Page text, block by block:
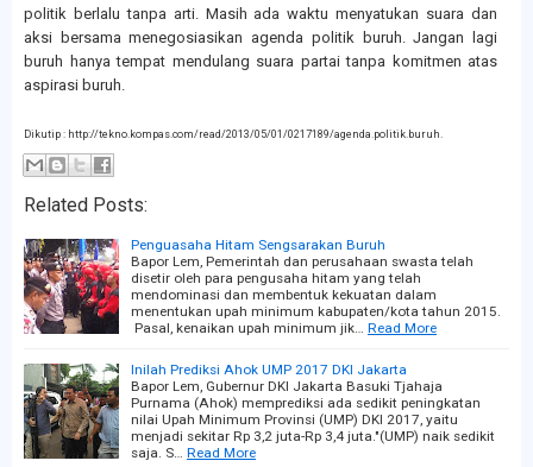
politik berlalu tanpa arti. Masih ada waktu menyatukan suara dan
aksi bersama menegosiasikan agenda politik buruh. Jangan lagi
buruh hanya tempat mendulang suara partai tanpa komitmen atas
aspirasi buruh.
Dikutip : http://tekno.kompas.com/read/2013/05/01/0217189/agenda.politik.buruh.
Related Posts:
Penguasaha Hitam Sengsarakan Buruh
Bapor Lem, Pemerintah dan perusahaan swasta telah
disetir oleh para pengusaha hitam yang telah
mendominasi dan membentuk kekuatan dalam
menentukan upah minimum kabupaten/kota tahun 2015.
Pasal, kenaikan upah minimum jik… Read More
Inilah Prediksi Ahok UMP 2017 DKI Jakarta
Bapor Lem, Gubernur DKI Jakarta Basuki Tjahaja
Purnama (Ahok) memprediksi ada sedikit peningkatan
nilai Upah Minimum Provinsi (UMP) DKI 2017, yaitu
menjadi sekitar Rp 3,2 juta-Rp 3,4 juta."(UMP) naik sedikit
saja. S… Read More